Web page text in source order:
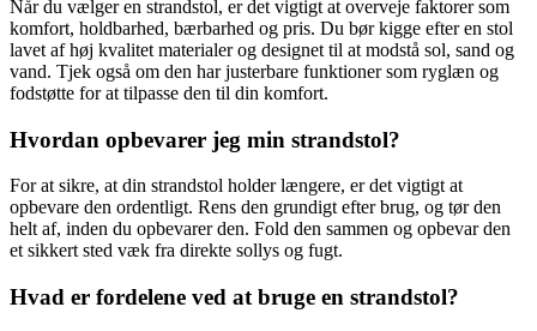
Når du vælger en strandstol, er det vigtigt at overveje faktorer som
komfort, holdbarhed, bærbarhed og pris. Du bør kigge efter en stol
lavet af høj kvalitet materialer og designet til at modstå sol, sand og
vand. Tjek også om den har justerbare funktioner som ryglæn og
fodstøtte for at tilpasse den til din komfort.
Hvordan opbevarer jeg min strandstol?
For at sikre, at din strandstol holder længere, er det vigtigt at
opbevare den ordentligt. Rens den grundigt efter brug, og tør den
helt af, inden du opbevarer den. Fold den sammen og opbevar den
et sikkert sted væk fra direkte sollys og fugt.
Hvad er fordelene ved at bruge en strandstol?